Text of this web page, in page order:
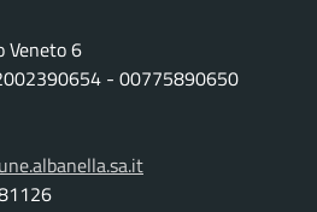
Veneto 6
- 00775890650